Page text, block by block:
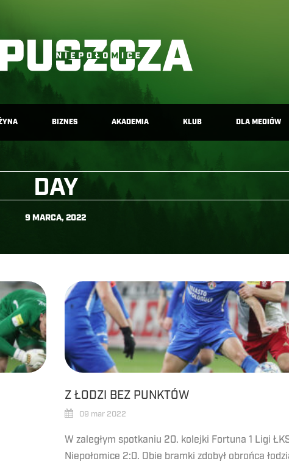
BIZNES AKADEMIA KLUB DLA MEDIÓW
DAY
9 MARCA, 2022
Z ŁODZI BEZ PUNKTÓW
09 mar 2022
W zaległym spotkaniu 20. kolejki Fortuna 1 Ligi
Niepołomice 2:0. Obie bramki zdobył obrońca